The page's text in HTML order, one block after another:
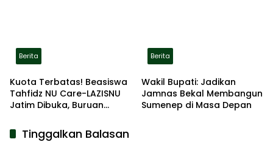
Berita
Kuota Terbatas! Beasiswa
Tahfidz NU Care-LAZISNU
Jatim Dibuka, Buruan
Berita
Wakil Bupati: Jadikan
Jamnas Bekal Membangun
Sumenep di Masa Depan
Tinggalkan Balasan